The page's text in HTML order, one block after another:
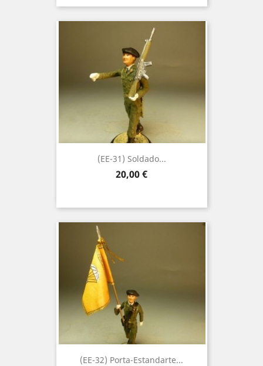
(EE-31) Soldado...
Precio
20,00 €
(EE-32) Porta-Estandarte...